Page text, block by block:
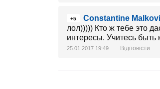
+5
Constantine
лол))))) Кто ж тебе это
интересы. Учитесь быть
25.01.2017 19:49 Відповісти